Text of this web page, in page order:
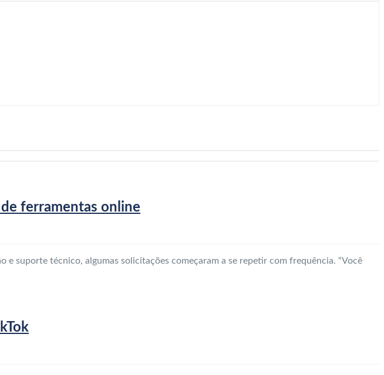
ferramentas online
suporte técnico, algumas solicitações começaram a se repetir com frequência. “Você